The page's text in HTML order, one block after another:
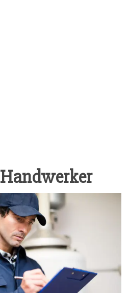
Handwerker